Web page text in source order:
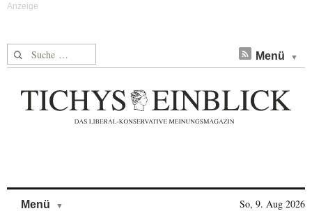
Suche nach: Menü
Menü So, 9. Aug 2026